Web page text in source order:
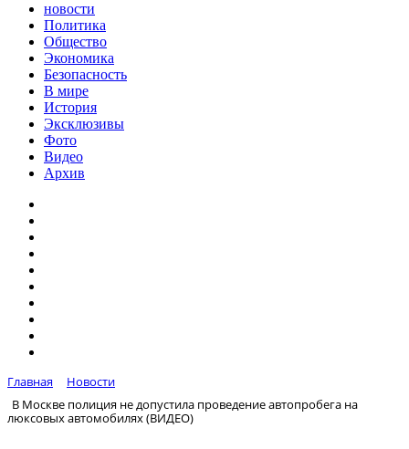
новости
Политика
Общество
Экономика
Безопасность
В мире
История
Эксклюзивы
Фото
Видео
Архив
Главная
Новости
В Москве полиция не допустила проведение автопробега на
люксовых автомобилях (ВИДЕО)